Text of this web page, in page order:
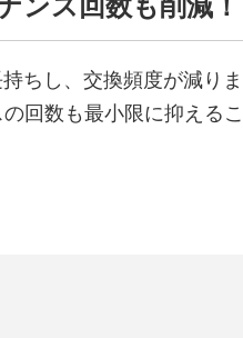
ンス回数も削減！
ちし、交換頻度が減り
回数も最小限に抑える